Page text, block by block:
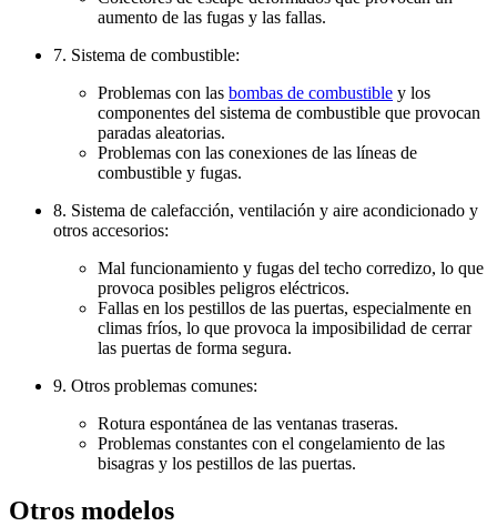
aumento de las fugas y las fallas.
7. Sistema de combustible:
Problemas con las bombas de combustible y los
componentes del sistema de combustible que provocan
paradas aleatorias.
Problemas con las conexiones de las líneas de
combustible y fugas.
8. Sistema de calefacción, ventilación y aire acondicionado y
otros accesorios:
Mal funcionamiento y fugas del techo corredizo, lo que
provoca posibles peligros eléctricos.
Fallas en los pestillos de las puertas, especialmente en
climas fríos, lo que provoca la imposibilidad de cerrar
las puertas de forma segura.
9. Otros problemas comunes:
Rotura espontánea de las ventanas traseras.
Problemas constantes con el congelamiento de las
bisagras y los pestillos de las puertas.
Otros modelos